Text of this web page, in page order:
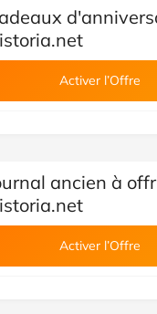
Activer l’Offre
ancien à
Activer l’Offre